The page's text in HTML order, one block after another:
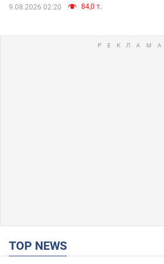
9.08.2026 02:20 84,0 т.
TOP NEWS